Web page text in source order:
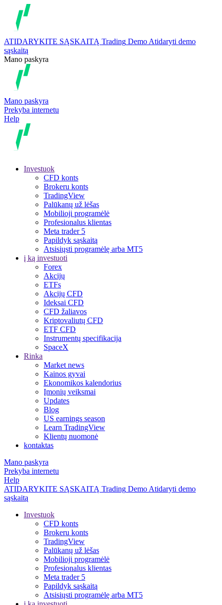
ATIDARYKITE SĄSKAITĄ Trading Demo Atidaryti demo
sąskaitą
Mano paskyra
Mano paskyra
Prekyba internetu
Help
Investuok
CFD konts
Brokeru konts
TradingView
Palūkanų už lėšas
Mobilioji programėlė
Profesionalus klientas
Meta trader 5
Papildyk sąskaitą
Atsisiųsti programėlę arba MT5
į ką investuoti
Forex
Akcijų
ETFs
Akcijų CFD
Ideksai CFD
CFD žaliavos
Kriptovaliutų CFD
ETF CFD
Instrumentų specifikacija
SpaceX
Rinka
Market news
Kainos gyvai
Ekonomikos kalendorius
Įmonių veiksmai
Updates
Blog
US earnings season
Learn TradingView
Klientų nuomonė
kontaktas
Mano paskyra
Prekyba internetu
Help
ATIDARYKITE SĄSKAITĄ Trading Demo Atidaryti demo
sąskaitą
Investuok
CFD konts
Brokeru konts
TradingView
Palūkanų už lėšas
Mobilioji programėlė
Profesionalus klientas
Meta trader 5
Papildyk sąskaitą
Atsisiųsti programėlę arba MT5